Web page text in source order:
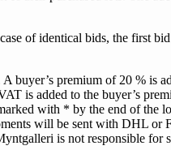
of identical bids, the first
buyer’s premium of 20 % is
is added to the buyer’s
with * by the end of the
will be sent with DHL or
is not responsible for